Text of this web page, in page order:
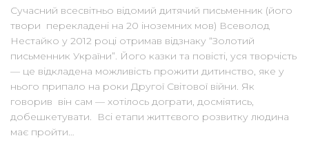
Сучасний всесвітньо відомий дитячий письменник (його
твори перекладені на 20 іноземних мов) Всеволод
Нестайко у 2012 році отримав відзнаку “Золотий
письменник України”. Його казки та повісті, уся творчість
— це відкладена можливість прожити дитинство, яке у
нього припало на роки Другої Світової війни. Як
говорив він сам — хотілось дограти, досміятись,
добешкетувати. Всі етапи життєвого розвитку людина
має пройти…